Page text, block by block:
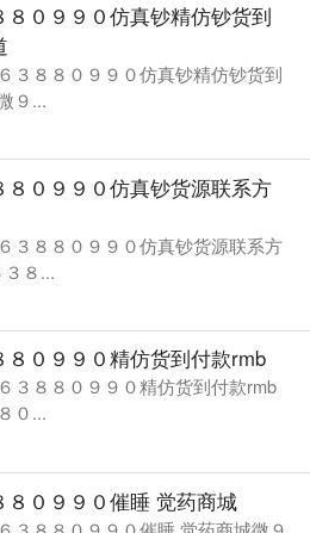
８０９９０仿真钞精仿钞货到
３８８０９９０仿真钞精仿钞货到
９...
８０９９０仿真钞货源联系方
３８８０９９０仿真钞货源联系方
８...
８０９９０精仿货到付款rmb
３８８０９９０精仿货到付款rmb
０...
８０９９０催睡 觉药商城